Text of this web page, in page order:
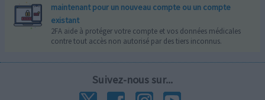
maintenant pour un nouveau compte ou un compte
existant
2FA aide à protéger votre compte et vos données médicales
contre tout accès non autorisé par des tiers inconnus.
Suivez-nous sur...